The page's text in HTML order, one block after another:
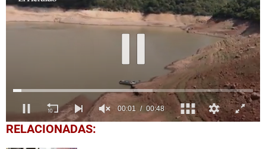
0
seconds
RELACIONADAS: